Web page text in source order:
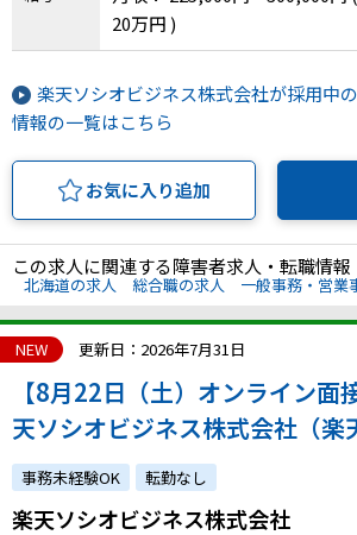
20万円 )
楽天ソシオビジネス株式会社が採用中
情報の一覧はこちら
お気に入り追加
この求人に関連する障害者求人・転職情報
北海道の求人 総合職の求人 一般事務・営業
NEW 更新日：2026年7月31日
【8月22日（土）オンライン
天ソシオビジネス株式会社（楽
例子会社◎障害の有無にかかわ
できます）
事務未経験OK 転勤なし
楽天ソシオビジネス株式会社